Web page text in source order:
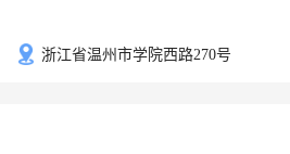
内考取) 外语要求： 工作地点： 温州
浙江省温州市学院西路270号